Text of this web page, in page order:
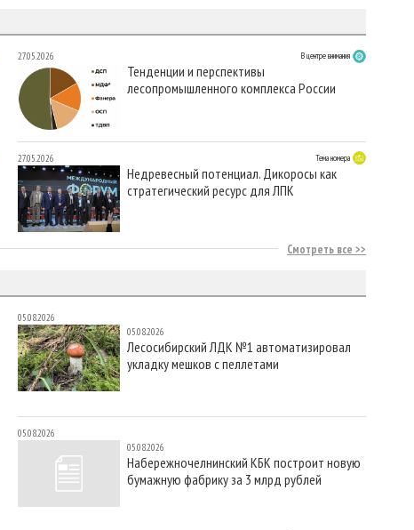
27.05.2026 В центре внимания
Тенденции и перспективы
лесопромышленного комплекса России
27.05.2026 Тема номера
Недревесный потенциал. Дикоросы как
стратегический ресурс для ЛПК
Смотреть все
05.08.2026
05.08.2026
Лесосибирский ЛДК №1 автоматизировал
укладку мешков с пеллетами
05.08.2026
05.08.2026
Набережночелнинский КБК построит новую
бумажную фабрику за 3 млрд рублей